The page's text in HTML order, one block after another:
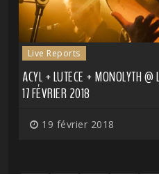
Live Reports
ACYL + LUTECE + MONOLYTH
17 FÉVRIER 2018
19 février 2018